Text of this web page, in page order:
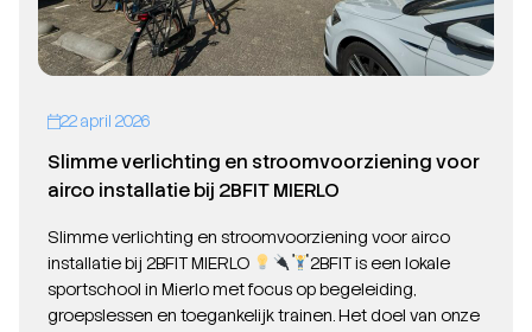
22 april 2026
Slimme verlichting en stroomvoorziening voor
airco installatie bij 2BFIT MIERLO
Slimme verlichting en stroomvoorziening voor airco
installatie bij 2BFIT MIERLO
2BFIT is een lokale
sportschool in Mierlo met focus op begeleiding,
groepslessen en toegankelijk trainen. Het doel van onze